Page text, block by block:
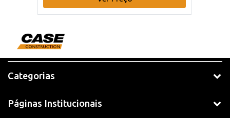
Categorias
Páginas Institucionais